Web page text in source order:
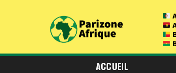
ACCUEIL